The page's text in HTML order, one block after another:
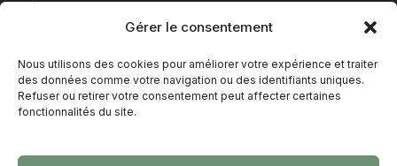
Gérer le consentement
Nous utilisons des cookies pour améliorer votre expérience et traiter
des données comme votre navigation ou des identifiants uniques.
Refuser ou retirer votre consentement peut affecter certaines
fonctionnalités du site.
Nous contacter